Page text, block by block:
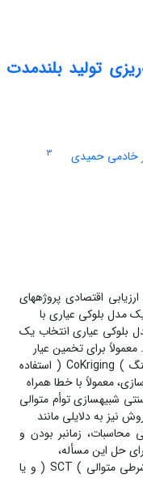
تولید بلندمدت
خادمی حمیدی
3
اقتصادی پروژههای
یک مدل بلوکی عیاری با
بلوکی عیاری انتخاب یک
برای تخمین عیار
در کانسارهای چند عنصره از روش کوکریجینگ ) CoKriging ( استفاده
معمولاً با خطا همراه
شبیهسازی توأم متوالی
محاسبات، زمانبر بودن و
حل این مسأله،
میتوان با استفاده از روشهایی مانند تبدیل شرطی متوالی ) SCT ( و یا